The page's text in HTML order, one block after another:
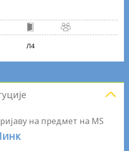
Л4
на предмет на MS